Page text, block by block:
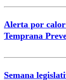
Alerta por
Temprana
Semana